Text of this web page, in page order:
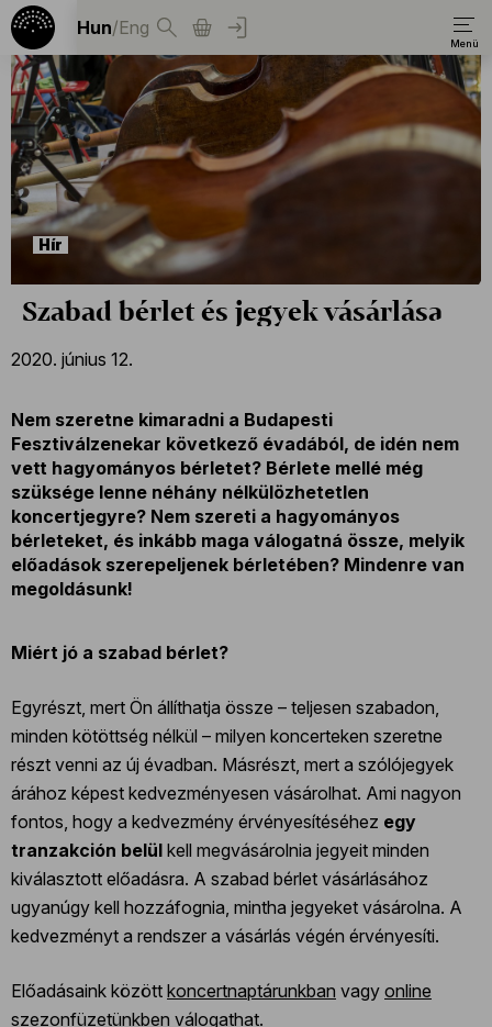
Hun/Eng
Hír
Szabad bérlet és jegyek vásárlása
2020. június 12.
Nem szeretne kimaradni a Budapesti
Fesztiválzenekar következő évadából, de idén nem
vett hagyományos bérletet? Bérlete mellé még
szüksége lenne néhány nélkülözhetetlen
koncertjegyre? Nem szereti a hagyományos
bérleteket, és inkább maga válogatná össze, melyik
előadások szerepeljenek bérletében? Mindenre van
megoldásunk!
Miért jó a szabad bérlet?
Egyrészt, mert Ön állíthatja össze – teljesen szabadon,
minden kötöttség nélkül – milyen koncerteken szeretne
részt venni az új évadban. Másrészt, mert a szólójegyek
árához képest kedvezményesen vásárolhat. Ami nagyon
fontos, hogy a kedvezmény érvényesítéséhez egy
tranzakción belül kell megvásárolnia jegyeit minden
kiválasztott előadásra. A szabad bérlet vásárlásához
ugyanúgy kell hozzáfognia, mintha jegyeket vásárolna. A
kedvezményt a rendszer a vásárlás végén érvényesíti.
Előadásaink között koncertnaptárunkban vagy online
szezonfüzetünkben válogathat.